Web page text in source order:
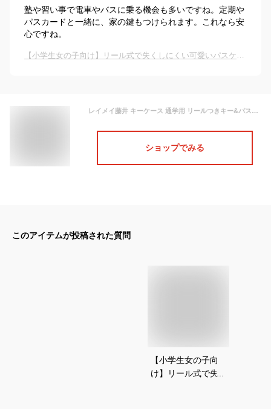
塾や習い事で電車やバスに乗る機会も多いですね。定期や
パスカードと一緒に、家の鍵もつけられます。これなら安
心ですね。
【小学生女の子向け】リール式で失くしにくい可愛いパスケースは？
レイメイ藤井 キーケース 通学用 リールつきキー&パスケース ロック式 ピンク GLP170P
ショップでみる
このアイテムが投稿された質問
【小学生女の子向
け】リール式で失く